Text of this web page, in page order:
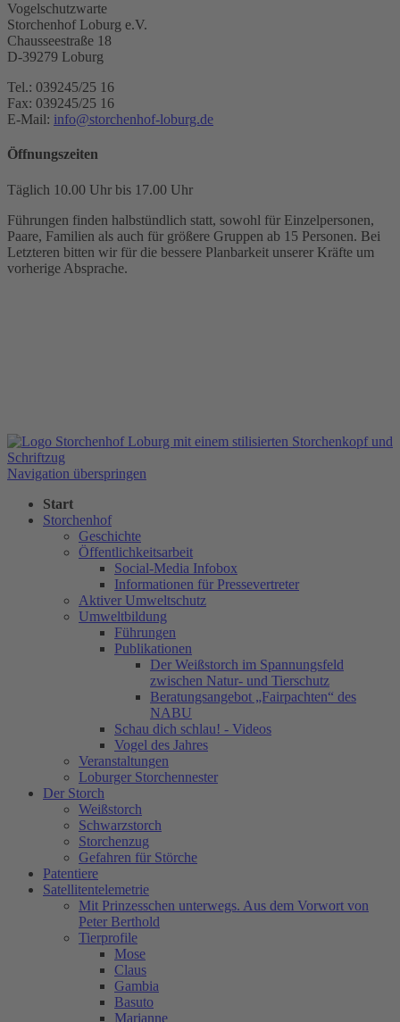
Vogelschutzwarte
Storchenhof Loburg e.V.
Chausseestraße 18
D-39279 Loburg
Tel.: 039245/25 16
Fax: 039245/25 16
E-Mail: info@storchenhof-loburg.de
Öffnungszeiten
Täglich 10.00 Uhr bis 17.00 Uhr
Führungen finden halbstündlich statt, sowohl für Einzelpersonen,
Paare, Familien als auch für größere Gruppen ab 15 Personen. Bei
Letzteren bitten wir für die bessere Planbarkeit unserer Kräfte um
vorherige Absprache.
Navigation überspringen
Start
Storchenhof
Geschichte
Öffentlichkeitsarbeit
Social-Media Infobox
Informationen für Pressevertreter
Aktiver Umweltschutz
Umweltbildung
Führungen
Publikationen
Der Weißstorch im Spannungsfeld
zwischen Natur- und Tierschutz
Beratungsangebot „Fairpachten“ des
NABU
Schau dich schlau! - Videos
Vogel des Jahres
Veranstaltungen
Loburger Storchennester
Der Storch
Weißstorch
Schwarzstorch
Storchenzug
Gefahren für Störche
Patentiere
Satellitentelemetrie
Mit Prinzesschen unterwegs. Aus dem Vorwort von
Peter Berthold
Tierprofile
Mose
Claus
Gambia
Basuto
Marianne